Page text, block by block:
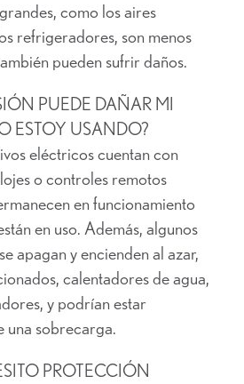
como los aires
refrigeradores, son menos
pueden sufrir daños.
PUEDE DAÑAR MI
ESTOY USANDO?
eléctricos cuentan con
o controles remotos
en funcionamiento
en uso. Además, algunos
apagan y encienden al azar,
calentadores de agua,
y podrían estar
una sobrecarga.
PROTECCIÓN